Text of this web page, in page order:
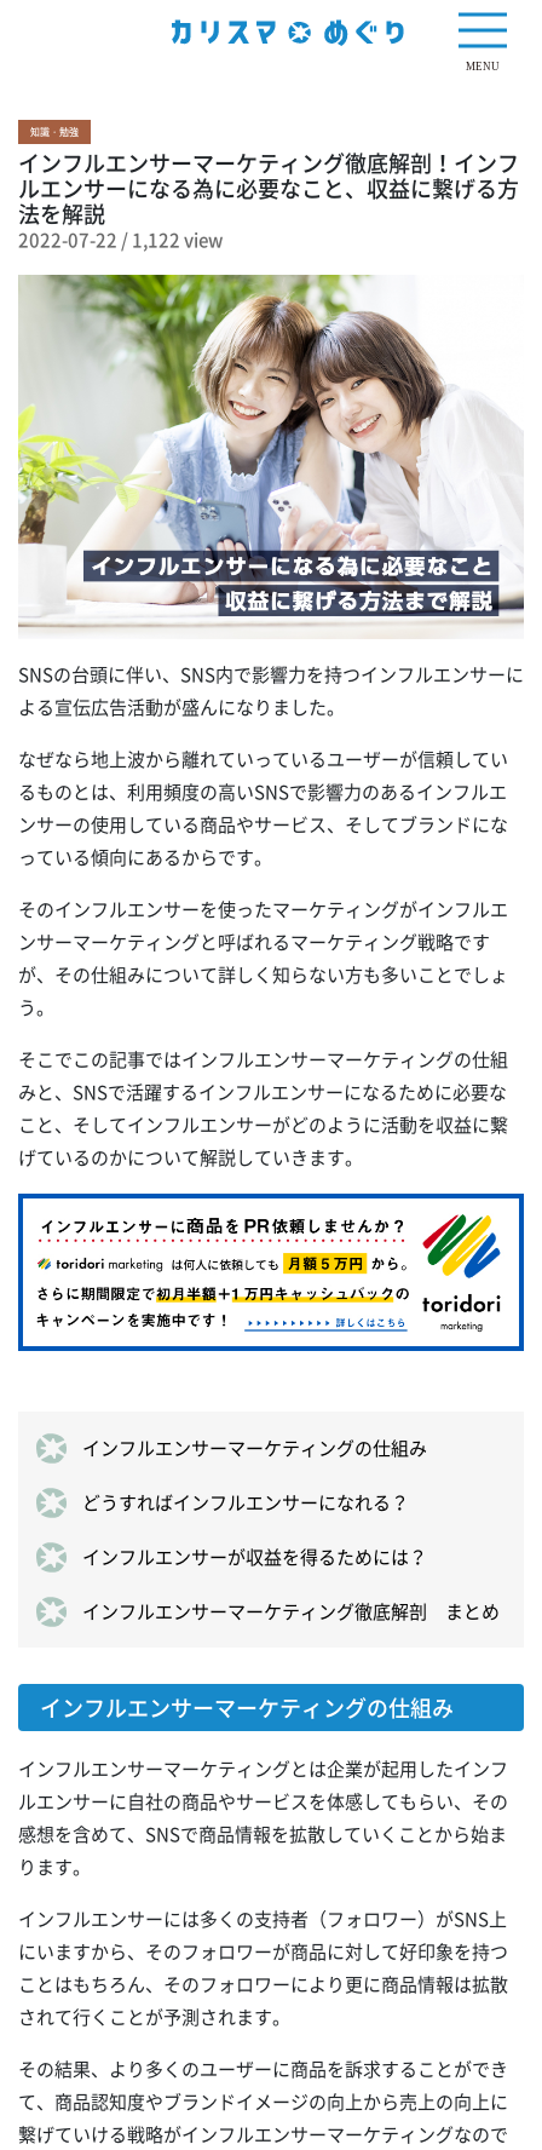
MENU
知識・勉強
インフルエンサーマーケティング徹底解剖！インフ
ルエンサーになる為に必要なこと、収益に繋げる方
法を解説
2022-07-22 /1,122 view
SNSの台頭に伴い、SNS内で影響力を持つインフルエンサーに
よる宣伝広告活動が盛んになりました。
なぜなら地上波から離れていっているユーザーが信頼してい
るものとは、利用頻度の高いSNSで影響力のあるインフルエ
ンサーの使用している商品やサービス、そしてブランドにな
っている傾向にあるからです。
そのインフルエンサーを使ったマーケティングがインフルエ
ンサーマーケティングと呼ばれるマーケティング戦略です
が、その仕組みについて詳しく知らない方も多いことでしょ
う。
そこでこの記事ではインフルエンサーマーケティングの仕組
みと、SNSで活躍するインフルエンサーになるために必要な
こと、そしてインフルエンサーがどのように活動を収益に繋
げているのかについて解説していきます。
インフルエンサーマーケティングの仕組み
どうすればインフルエンサーになれる？
インフルエンサーが収益を得るためには？
インフルエンサーマーケティング徹底解剖 まとめ
インフルエンサーマーケティングの仕組み
インフルエンサーマーケティングとは企業が起用したインフ
ルエンサーに自社の商品やサービスを体感してもらい、その
感想を含めて、SNSで商品情報を拡散していくことから始ま
ります。
インフルエンサーには多くの支持者（フォロワー）がSNS上
にいますから、そのフォロワーが商品に対して好印象を持つ
ことはもちろん、そのフォロワーにより更に商品情報は拡散
されて行くことが予測されます。
その結果、より多くのユーザーに商品を訴求することができ
て、商品認知度やブランドイメージの向上から売上の向上に
繋げていける戦略がインフルエンサーマーケティングなので